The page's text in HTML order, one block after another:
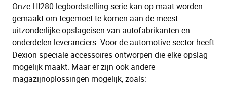
Onze HI280 legbordstelling serie kan op maat worden
gemaakt om tegemoet te komen aan de meest
uitzonderlijke opslageisen van autofabrikanten en
onderdelen leveranciers. Voor de automotive sector heeft
Dexion speciale accessoires ontworpen die elke opslag
mogelijk maakt. Maar er zijn ook andere
magazijnoplossingen mogelijk, zoals: